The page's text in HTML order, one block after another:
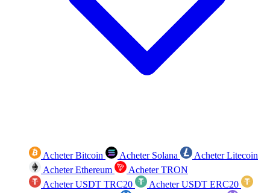
Acheter Bitcoin Acheter Solana
Acheter Litecoin
Acheter Ethereum
Acheter TRON
Acheter USDT TRC20
Acheter USDT ERC20